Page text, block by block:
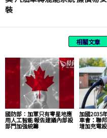
裝
相關文章
國防部︰加軍只有零星地應
用人工智能 報告建議內部設
部門加強統籌
加國2035
車會：聯
增加充電